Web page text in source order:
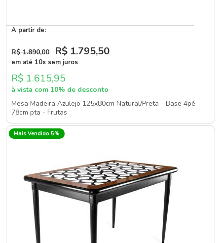
A partir de:
R$ 1.890,00 R$ 1.795,50
em até 10x sem juros
R$ 1.615,95
à vista com 10% de desconto
Mesa Madeira Azulejo 125x80cm Natural/Preta - Base 4pé
78cm pta - Frutas
Mais Vendido 5%